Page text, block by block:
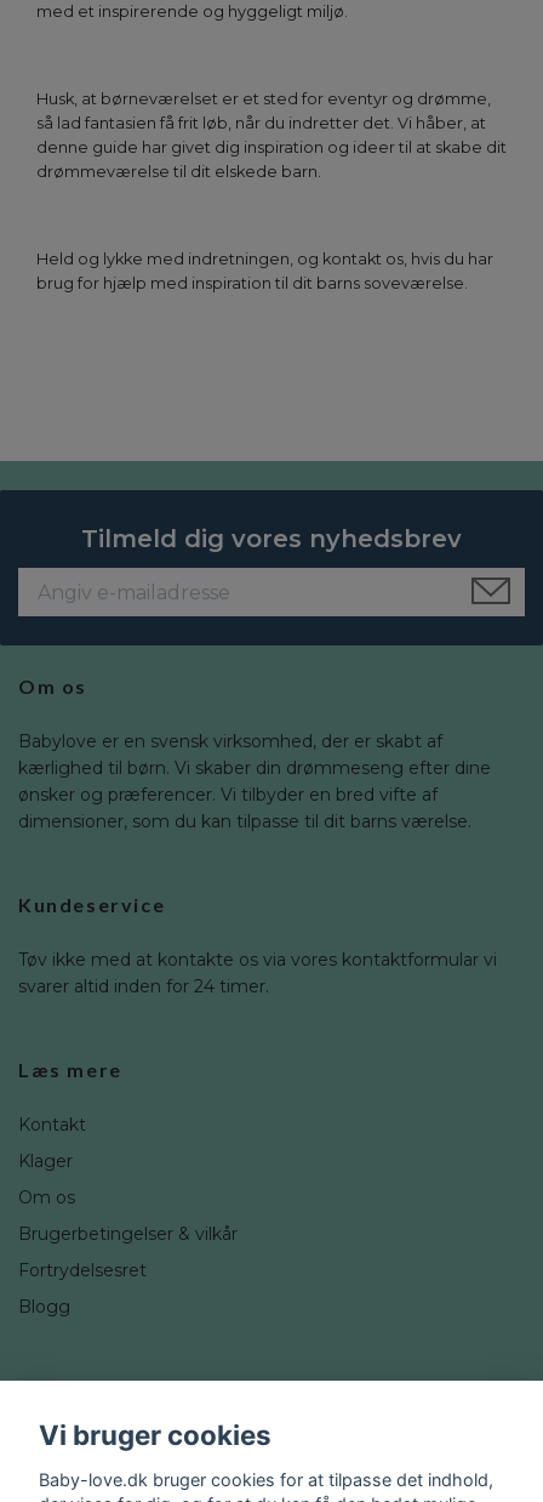
med et inspirerende og hyggeligt miljø.
Husk, at børneværelset er et sted for eventyr og drømme,
så lad fantasien få frit løb, når du indretter det. Vi håber, at
denne guide har givet dig inspiration og ideer til at skabe dit
drømmeværelse til dit elskede barn.
Held og lykke med indretningen, og kontakt os, hvis du har
brug for hjælp med inspiration til dit barns soveværelse.
Tilmeld dig vores nyhedsbrev
Om os
Babylove er en svensk virksomhed, der er skabt af
kærlighed til børn. Vi skaber din drømmeseng efter dine
ønsker og præferencer. Vi tilbyder en bred vifte af
dimensioner, som du kan tilpasse til dit barns værelse.
Kundeservice
Tøv ikke med at kontakte os via vores kontaktformular vi
svarer altid inden for 24 timer.
Læs mere
Kontakt
Klager
Om os
Brugerbetingelser & vilkår
Fortrydelsesret
Blogg
Instagram
Vi bruger cookies
Baby-love.dk bruger cookies for at tilpasse det indhold,